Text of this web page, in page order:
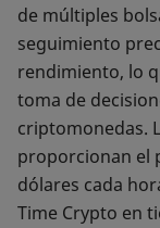
de múltiples
seguimiento
rendimiento, lo
toma de
criptomonedas.
proporcionan el
dólares cada
Time Crypto en